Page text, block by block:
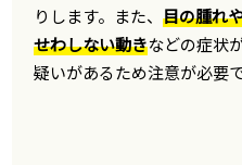
りします。また、目の腫れ
せわしない動きなどの症状
疑いがあるため注意が必要で